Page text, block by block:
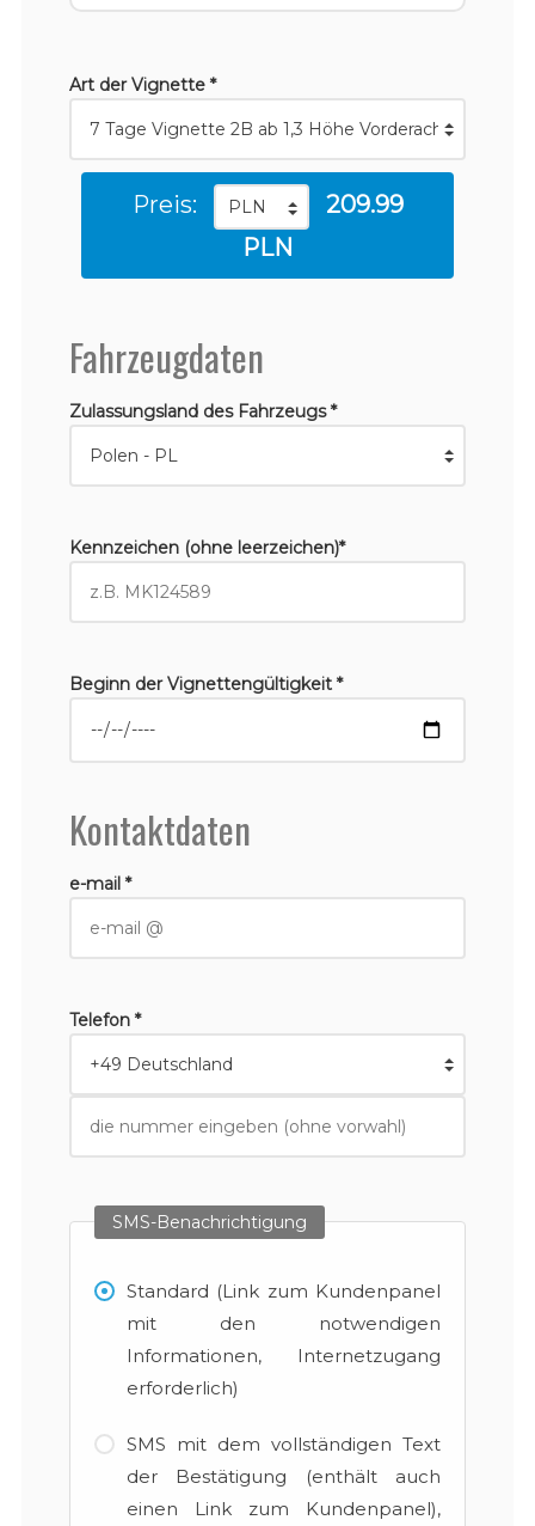
Art der Vignette *
Preis:
209.99
PLN
Fahrzeugdaten
Zulassungsland des Fahrzeugs *
Kennzeichen (ohne leerzeichen)*
Beginn der Vignettengültigkeit *
Kontaktdaten
e-mail *
Telefon *
SMS-Benachrichtigung
Standard (Link zum Kundenpanel
mit den notwendigen
Informationen, Internetzugang
erforderlich)
SMS mit dem vollständigen Text
der Bestätigung (enthält auch
einen Link zum Kundenpanel),